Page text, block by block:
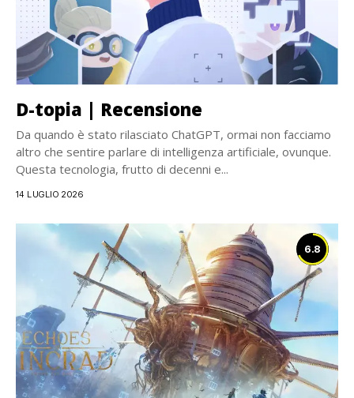
D-topia | Recensione
Da quando è stato rilasciato ChatGPT, ormai non facciamo
altro che sentire parlare di intelligenza artificiale, ovunque.
Questa tecnologia, frutto di decenni e...
14 LUGLIO 2026
6.8